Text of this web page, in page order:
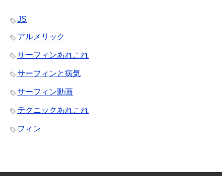
JS
アルメリック
サーフィンあれこれ
サーフィンと病気
サーフィン動画
テクニックあれこれ
フィン